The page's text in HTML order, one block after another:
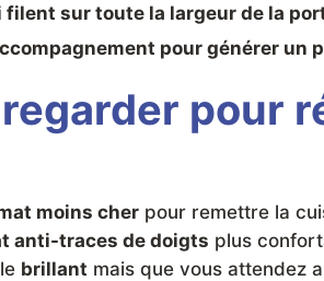
sur toute la largeur de la
pour générer un
pour
moins cher pour remettre la
anti-traces de doigts plus
brillant mais que vous attendez